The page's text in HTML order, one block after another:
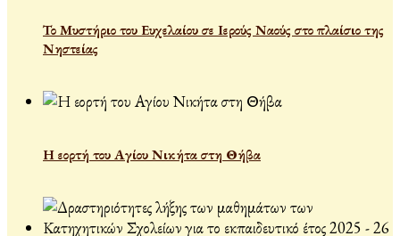
Το Μυστήριο του Ευχελαίου σε Ιερούς Ναούς στο πλαίσιο της
Νηστείας
Η εορτή του Αγίου Νικήτα στη Θήβα